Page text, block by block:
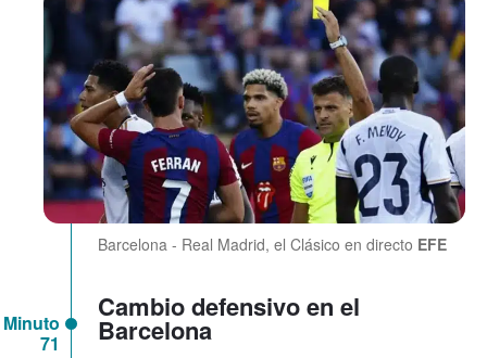
Barcelona - Real Madrid, el Clásico en directo EFE
Minuto
71
Cambio defensivo en el
Barcelona